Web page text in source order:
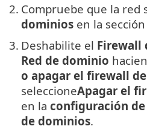
2. Compruebe que la red
dominios en la sección
3. Deshabilite el Firewall
Red de dominio
o apagar el firewall
seleccioneApagar el
en la configuración
de dominios.